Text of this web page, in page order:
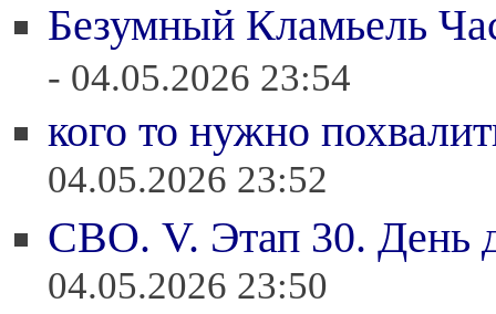
Безумный Кламьель
- 04.05.2026 23:54
кого то нужно
04.05.2026 23:52
СВО. V. Этап 30. День
04.05.2026 23:50